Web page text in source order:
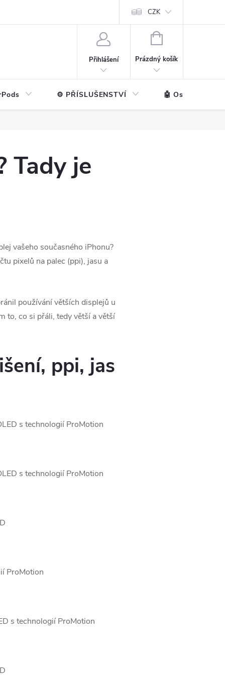
CZK
Přihlášení
NÁKUPNÍ
Prázdný košík
⚙️ PŘÍSLUŠENSTVÍ 🤖 Ostatní
Tady je
vašeho současného iPhonu?
pixelů na palec (ppi), jasu a
používání větších displejů u
to, co si přáli, tedy větší a větší
ppi, jas
s technologií ProMotion
s technologií ProMotion
ProMotion
s technologií ProMotion